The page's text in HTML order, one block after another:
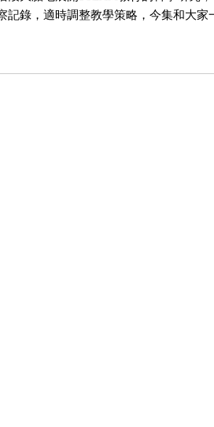
記錄，適時調整教學策略，今集和大